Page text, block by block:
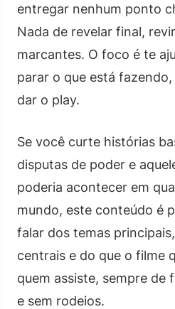
entregar nenhum ponto
Nada de revelar final,
marcantes. O foco é te
parar o que está
dar o play.
Se você curte histórias
disputas de poder e
poderia acontecer em
mundo, este conteúdo é
falar dos temas
centrais e do que o filme
quem assiste, sempre de
e sem rodeios.